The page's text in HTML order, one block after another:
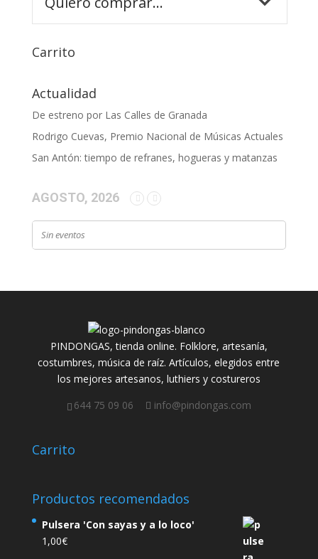
Carrito
Actualidad
De estreno por Las Calles de Granada
Rodrigo Cuevas, Premio Nacional de Músicas Actuales
San Antón: tiempo de refranes, hogueras y matanzas
AGOSTO, 2026
Sin eventos
PINDONGAS, tienda online. Folklore, artesanía,
costumbres, música de raíz. Artículos, elegidos entre
los mejores artesanos, luthiers y costureros
644 75 09 06
info@pindongas.com
Carrito
Productos recomendados
Pulsera 'Con sayas y a lo loco'
1,00€